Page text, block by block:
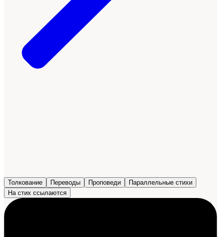
Толкование Переводы Проповеди
Параллельные стихи
На стих ссылаются